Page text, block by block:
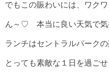
でもこの賑わいには、ワク
ん～♡ 本当に良い天気で気
ランチはセントラルパーク
とっても素敵な１日を過ごせ